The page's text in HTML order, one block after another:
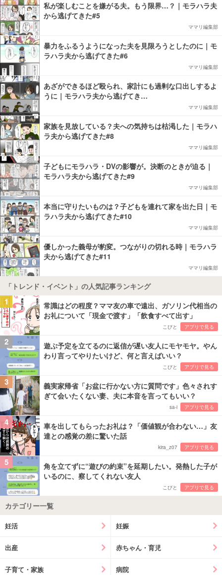
私が楽しむことを嫌がる夫。もう限界…？｜モラハラ夫
から逃げてきた#5
ママリ編集部
暴力をふるうようになった夫を見限ろうとしたのに｜モ
ラハラ夫から逃げてきた#6
ママリ編集部
あざができるほど殴られ、家計にも過剰な口出しするよ
うに｜モラハラ夫から逃げてき…
ママリ編集部
家族を見放している？夫への気持ちは枯渇した｜モラハ
ラ夫から逃げてきた#8
ママリ編集部
子どもにモラハラ・DVの影響が。決断のときが迫る｜
モラハラ夫から逃げてきた#9
ママリ編集部
本当に守りたいものは？子どもを連れて家を出た日｜モ
ラハラ夫から逃げてきた#10
ママリ編集部
優しかった義母が豹変。つながりの切れる時｜モラハラ
夫から逃げてきた#11
ママリ編集部
「トレンド・イベント」の人気記事ランキング
1
常識はどの程度？ママ友の車で遠出、ガソリン代相当の
お礼について「現金で渡す」「飲食すべて出す」
こびと アプリで見る
2
遊ぶ予定を立てるのに返信が遅い友人にモヤモヤ。やん
わり言ってやりたいけど、何と言えばいい？
こびと アプリで見る
3
義実家帰省「お盆に行かない方に質問です」色々されす
ぎて会いたくない妻、夫に本音を言ってもいい？
sa-i アプリで見る
4
車を出してもらったお礼は？「価値観が合わない…」友
達との感覚の差に驚いた話
kira_z07 アプリで見る
5
角を立てずに“遊びの約束”を延期したい。発熱した子が
いるのに、察してくれない友人
こびと アプリで見る
カテゴリー一覧
妊活 妊娠
出産 赤ちゃん・育児
子育て・家族 病院